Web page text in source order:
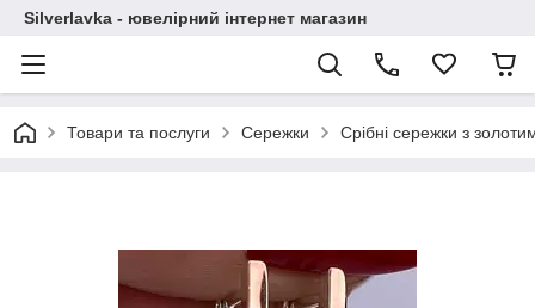
Silverlavka - ювелірний інтернет магазин
Товари та послуги Сережки Срібні сережки з